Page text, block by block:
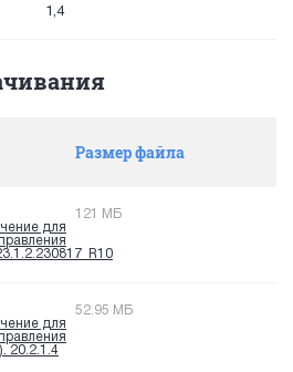
1,4
Размер файла
для
121 МБ
для
20.2.1.4
52.95 МБ